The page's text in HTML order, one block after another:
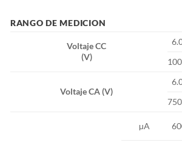
RANGO DE MEDICION
Voltaje CC
(V)
Voltaje CA (V)
µA